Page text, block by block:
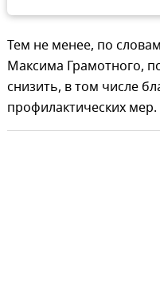
Тем не менее, по
Максима Грамотного,
снизить, в том числе
профилактических мер.